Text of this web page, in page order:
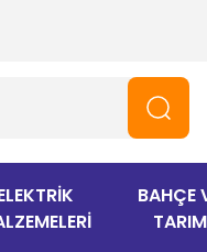
BAHÇE
TARIM